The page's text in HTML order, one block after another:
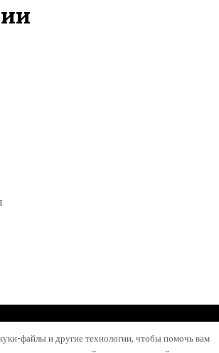
Health Coach | Разработана Blossom
файлы и другие технологии, чтобы помочь вам